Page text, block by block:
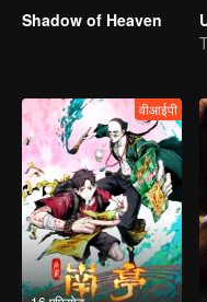
Shadow of Heaven
वीआईपी